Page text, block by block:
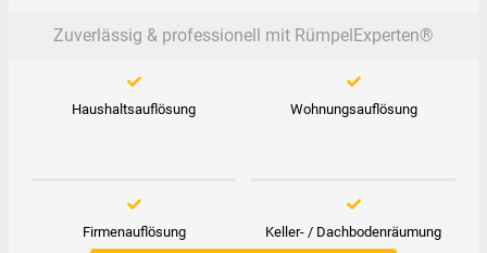
Zuverlässig & professionell mit RümpelExperten®️
Haushaltsauflösung Wohnungsauflösung
Firmenauflösung Keller- / Dachbodenräumung